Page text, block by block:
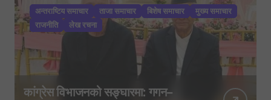
अन्तराष्टिय समाचार ताजा समाचार बिशेष समाचार
मुख्य समाचार
राजनीति
लेख रचना
कांग्रेस विभाजनको सङ्घारमा: गगन–